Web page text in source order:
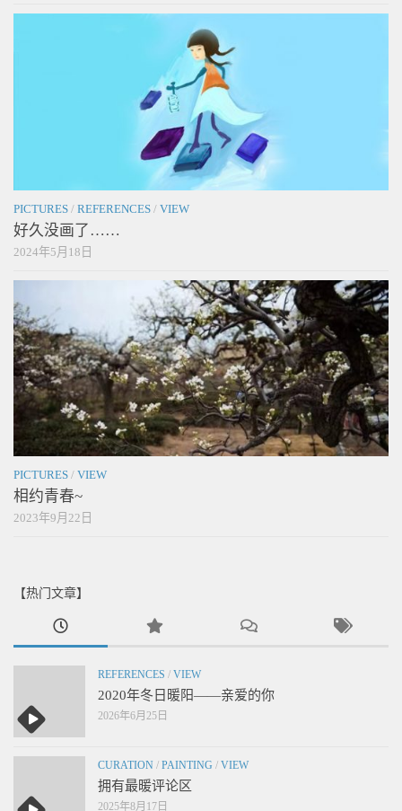
PICTURES / REFERENCES / VIEW
好久没画了……
2024年5月18日
PICTURES / VIEW
相约青春~
2023年9月22日
【热门文章】
REFERENCES / VIEW
2020年冬日暖阳——亲爱的你
2026年6月25日
CURATION / PAINTING / VIEW
拥有最暖评论区
2025年8月17日